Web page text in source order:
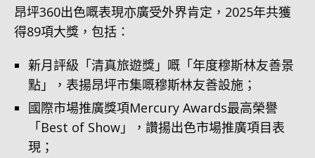
昂坪360出色嘅表現亦廣受外界肯定，2025年共獲
得89項大獎，包括：
新月評級「清真旅遊獎」嘅「年度穆斯林友善景
點」，表揚昂坪市集嘅穆斯林友善設施；
國際市場推廣獎項Mercury Awards最高榮譽
「Best of Show」，讚揚出色市場推廣項目表
現；